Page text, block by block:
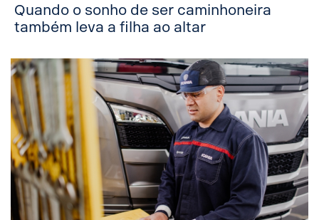
Quando o sonho de ser caminhoneira
também leva a filha ao altar